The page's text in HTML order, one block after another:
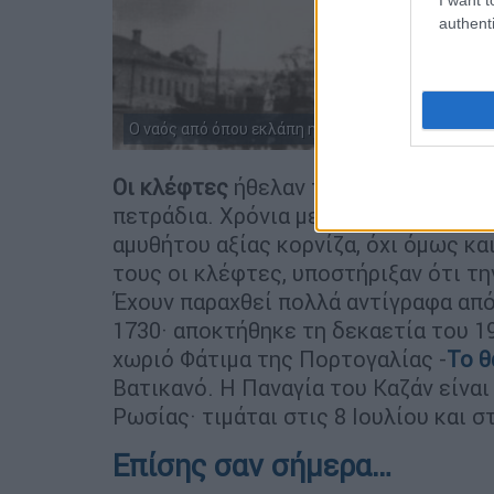
Ο ναός από όπου εκλάπη η Παναγία του Καζάν
Οι κλέφτες ήθελαν τη χρυσή
πετράδια. Χρόνια μετά, η αστυνομία
αμυθήτου αξίας κορνίζα, όχι όμως
τους οι κλέφτες, υποστήριξαν ότι
Έχουν παραχθεί πολλά αντίγραφα
1730· αποκτήθηκε τη δεκαετία του
χωριό Φάτιμα της Πορτογαλίας -Το
Βατικανό. Η Παναγία του Καζάν
Ρωσίας· τιμάται στις 8 Ιουλίου και
Επίσης σαν σήμερα…